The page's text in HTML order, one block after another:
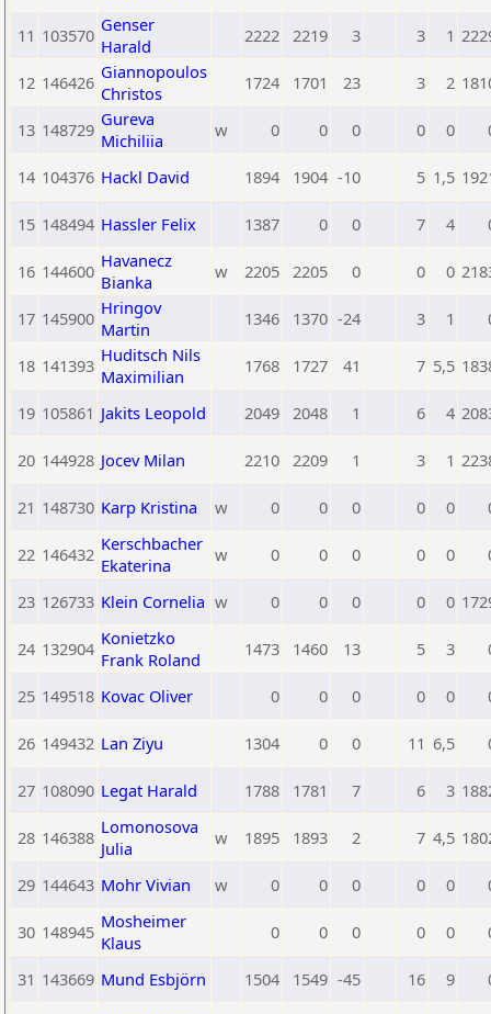
11 103570 Genser
Harald
2222 2219 3 3 1
12 146426 Giannopoulos
Christos
1724 1701 23 3 2
13 148729 Gureva
Michiliia
w 0 0 0 0 0
14 104376 Hackl David 1894 1904 -10 5 1,5
15 148494 Hassler Felix 1387 0 0 7 4
16 144600 Havanecz
Bianka
w 2205 2205 0 0 0
17 145900 Hringov
Martin
1346 1370 -24 3 1
18 141393 Huditsch Nils
Maximilian
1768 1727 41 7 5,5
19 105861 Jakits Leopold 2049 2048 1 6 4
20 144928 Jocev Milan 2210 2209 1 3 1
21 148730 Karp Kristina w 0 0 0 0 0
22 146432 Kerschbacher
Ekaterina
w 0 0 0 0 0
23 126733 Klein Cornelia w 0 0 0 0 0
24 132904 Konietzko
Frank Roland
1473 1460 13 5 3
25 149518 Kovac Oliver 0 0 0 0 0
26 149432 Lan Ziyu 1304 0 0 11 6,5
27 108090 Legat Harald 1788 1781 7 6 3
28 146388 Lomonosova
Julia
w 1895 1893 2 7 4,5
29 144643 Mohr Vivian w 0 0 0 0 0
30 148945 Mosheimer
Klaus
0 0 0 0 0
31 143669 Mund Esbjörn 1504 1549 -45 16 9